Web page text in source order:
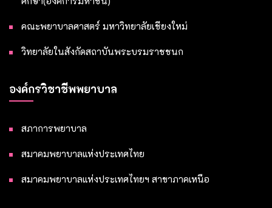
คณะพยาบาลศาสตร์ มหาวิทยาลัยเชียงใหม่
วิทยาลัยในสังกัดสถาบันพระบรมราชชนก
องค์กรวิชาชีพพยาบาล
สภาการพยาบาล
สมาคมพยาบาลแห่งประเทศไทย
สมาคมพยาบาลแห่งประเทศไทยฯ สาขาภาคเหนือ